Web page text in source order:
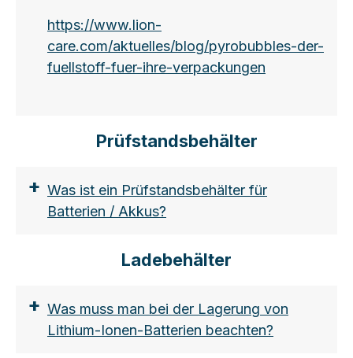
akkus-sicherer-umgang-und-richtige-
lagerung
https://www.lion-
care.com/aktuelles/blog/pyrobubbles-der-
fuellstoff-fuer-ihre-verpackungen
Prüfstandsbehälter
+ Was ist ein Prüfstandsbehälter für
Batterien / Akkus?
Ladebehälter
+ Was muss man bei der Lagerung von
Lithium-Ionen-Batterien beachten?